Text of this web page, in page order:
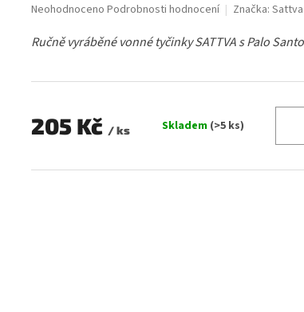
Ručně vyráběné vonné tyčinky SATTVA s Palo Santo
205 Kč / ks
Skladem (>5 ks)
Průměrné
produktu
z
hvězdiček.
Neohodnoceno Podrobnosti hodnocení Značka: Sattva